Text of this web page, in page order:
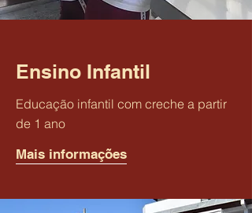
Ensino Infantil
Educação infantil com creche a partir
de 1 ano
Mais informações